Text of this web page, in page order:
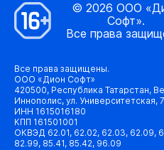
© 2026 ООО
Софт».
Все права
Все права защищены.
ООО «Дион Софт»
420500, Республика Татарстан,
Иннополис, ул. Университетская,
ИНН 1615016180
КПП 161501001
ОКВЭД 62.01, 62.02, 62.03, 62.09,
82.99, 85.41, 85.42, 96.09